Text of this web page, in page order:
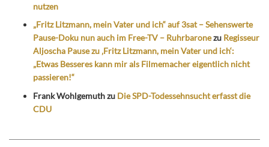
nutzen
„Fritz Litzmann, mein Vater und ich“ auf 3sat – Sehenswerte
Pause-Doku nun auch im Free-TV – Ruhrbaronezu Regisseur
Aljoscha Pause zu ‚Fritz Litzmann, mein Vater und ich‘:
„Etwas Besseres kann mir als Filmemacher eigentlich nicht
passieren!“
Frank Wohlgemuthzu Die SPD-Todessehnsucht erfasst die
CDU